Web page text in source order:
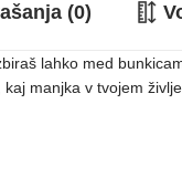
(0)
lahko med
manjka v tvojem